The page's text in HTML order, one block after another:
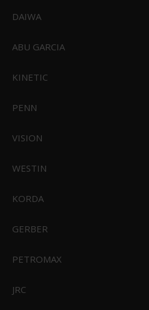
DAIWA
ABU GARCIA
KINETIC
PENN
VISION
WESTIN
KORDA
GERBER
PETROMAX
JRC